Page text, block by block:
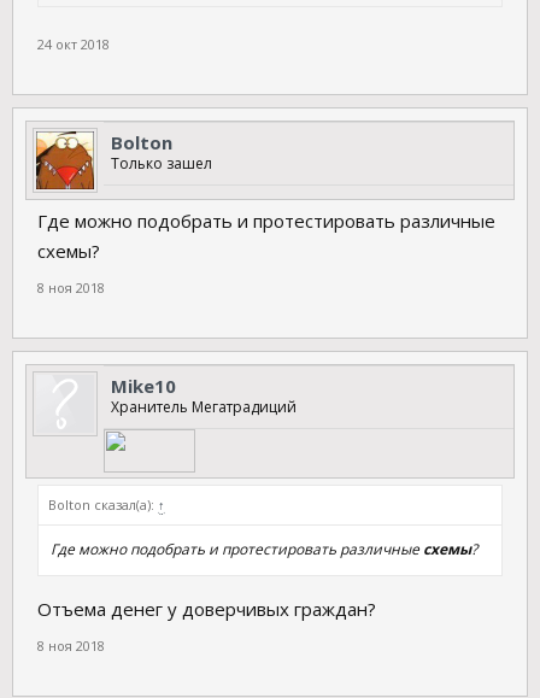
24 окт 2018
Bolton
Только зашел
Где можно подобрать и протестировать различные
схемы?
8 ноя 2018
Mike10
Хранитель Мегатрадиций
Bolton сказал(а): ↑
Где можно подобрать и протестировать различныесхемы?
Отъема денег у доверчивых граждан?
8 ноя 2018